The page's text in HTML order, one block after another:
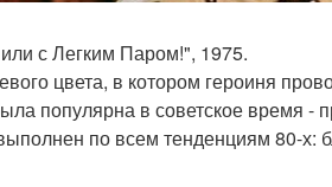
с Легким Паром!", 1975.
цвета, в котором героиня
популярна в советское время
по всем тенденциям 80-х: